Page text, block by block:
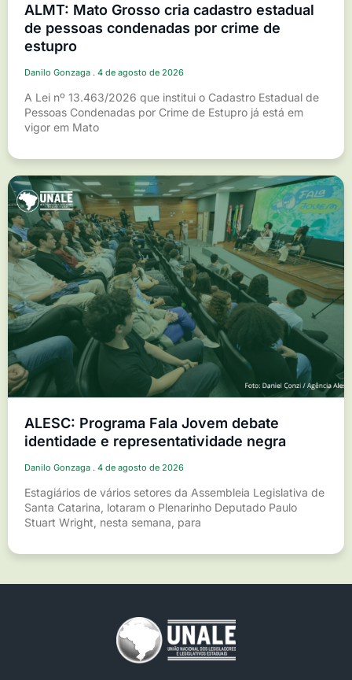
ALMT: Mato Grosso cria cadastro estadual
de pessoas condenadas por crime de
estupro
Danilo Gonzaga 4 de agosto de 2026
A Lei nº 13.463/2026 que institui o Cadastro Estadual de
Pessoas Condenadas por Crime de Estupro já está em
vigor em Mato
ALESC: Programa Fala Jovem debate
identidade e representatividade negra
Danilo Gonzaga 4 de agosto de 2026
Estagiários de vários setores da Assembleia Legislativa de
Santa Catarina, lotaram o Plenarinho Deputado Paulo
Stuart Wright, nesta semana, para